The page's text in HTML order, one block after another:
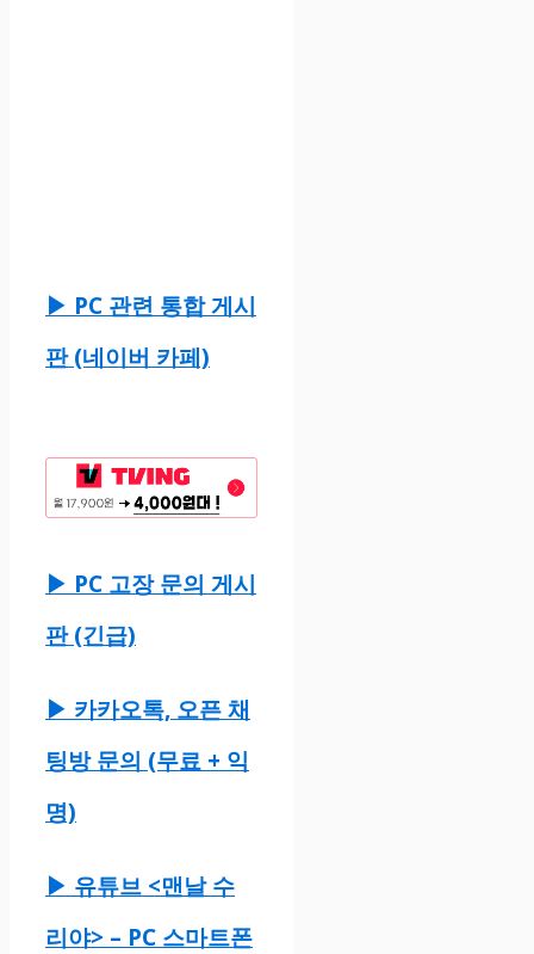
▶ PC 관련 통합 게시
판 (네이버 카페)
▶ PC 고장 문의 게시
판 (긴급)
▶ 카카오톡, 오픈 채
팅방 문의 (무료 + 익
명)
▶ 유튜브 <맨날 수
리야> – PC 스마트폰